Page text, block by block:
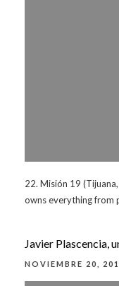
22. Misión 19
owns everything from
Javier Plascencia,
NOVIEMBRE 20,